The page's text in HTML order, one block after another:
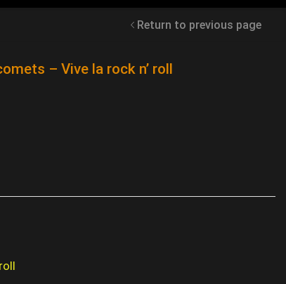
Return to previous page
– Vive la rock n’ roll